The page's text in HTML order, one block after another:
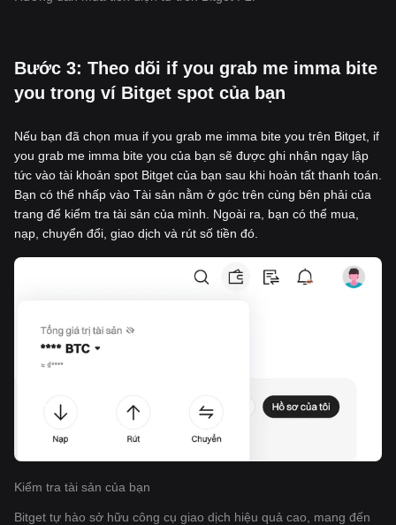
‌Bước 3: Theo dõi if you grab me imma bite
you trong ví Bitget spot của bạn
Nếu bạn đã chọn mua if you grab me imma bite you trên Bitget, if
you grab me imma bite you của bạn sẽ được ghi nhận ngay lập
tức vào tài khoản spot Bitget của bạn sau khi hoàn tất thanh toán.
Bạn có thể nhấp vào Tài sản nằm ở góc trên cùng bên phải của
trang để kiểm tra tài sản của mình. Ngoài ra, bạn có thể mua,
nạp, chuyển đổi, giao dịch và rút số tiền đó.
Kiểm tra tài sản của bạn
Bitget tự hào sở hữu công cụ giao dịch hiệu quả cao, mang đến